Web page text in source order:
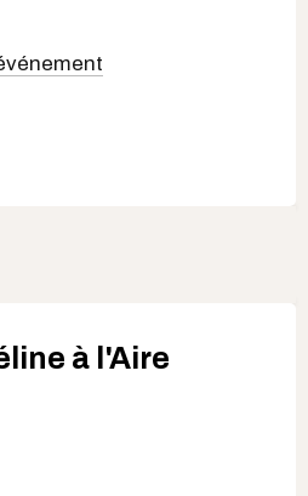
à l'Aire